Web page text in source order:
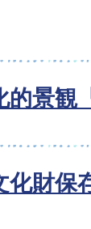
的景観
化財保